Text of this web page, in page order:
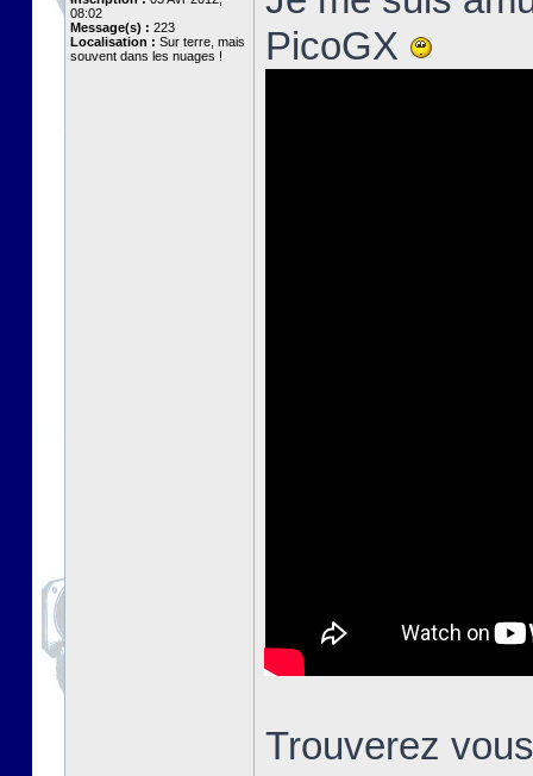
08:02
Message(s) : 223
Localisation : Sur terre, mais
souvent dans les nuages !
PicoGX
Trouverez